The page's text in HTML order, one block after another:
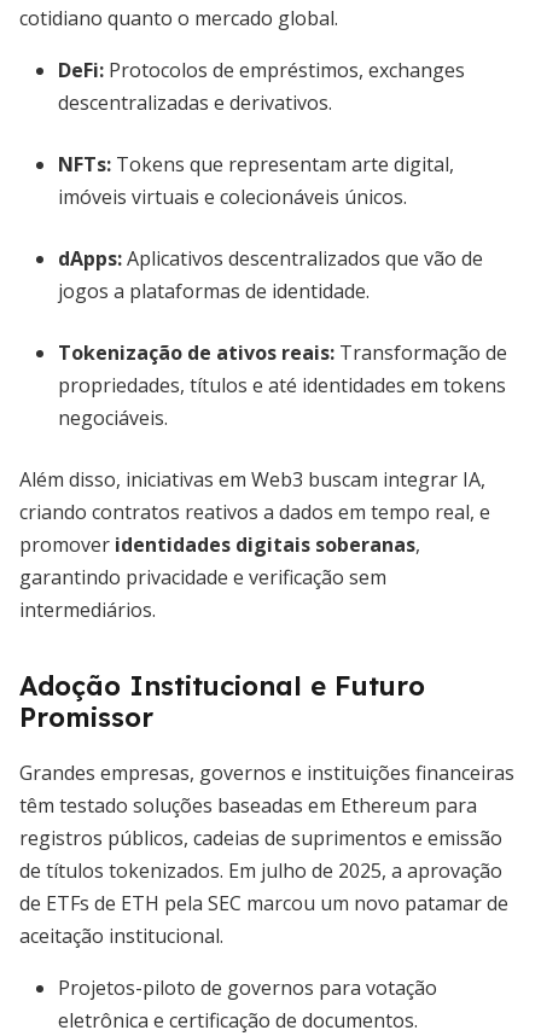
cotidiano quanto o mercado global.
DeFi: Protocolos de empréstimos, exchanges
descentralizadas e derivativos.
NFTs: Tokens que representam arte digital,
imóveis virtuais e colecionáveis únicos.
dApps:Aplicativos descentralizados que vão de
jogos a plataformas de identidade.
Tokenização de ativos reais: Transformação de
propriedades, títulos e até identidades em tokens
negociáveis.
Além disso, iniciativas em Web3 buscam integrar IA,
criando contratos reativos a dados em tempo real, e
promover identidades digitais soberanas,
garantindo privacidade e verificação sem
intermediários.
Adoção Institucional e Futuro
Promissor
Grandes empresas, governos e instituições financeiras
têm testado soluções baseadas em Ethereum para
registros públicos, cadeias de suprimentos e emissão
de títulos tokenizados. Em julho de 2025, a aprovação
de ETFs de ETH pela SEC marcou um novo patamar de
aceitação institucional.
Projetos-piloto de governos para votação
eletrônica e certificação de documentos.